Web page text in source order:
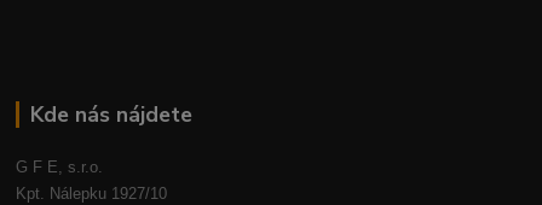
Kde nás nájdete
G F E, s.r.o.
Kpt. Nálepku 1927/10